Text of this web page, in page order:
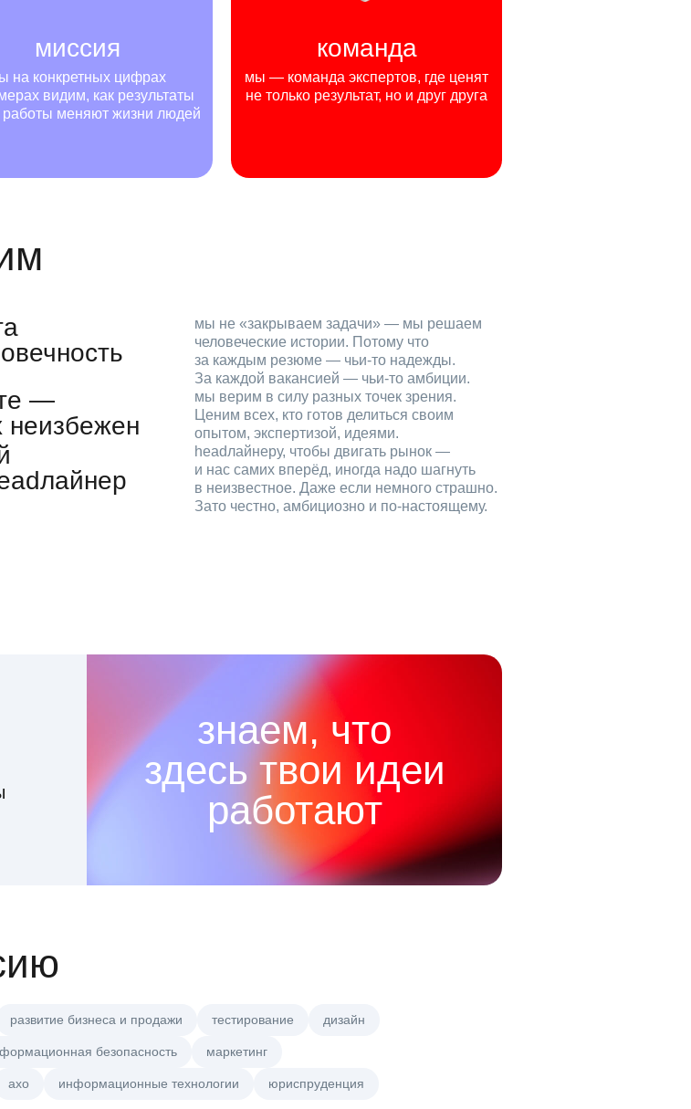
миссия
на конкретных цифрах
видим, как результаты
меняют жизни людей
команда
мы — команда экспертов, где ценят
не только результат, но и друг друга
мы не «закрываем задачи» — мы решаем
человеческие истории. Потому что
за каждым резюме — чьи‑то надежды.
За каждой вакансией — чьи‑то амбиции.
—
неизбежен
мы верим в силу разных точек зрения.
Ценим всех, кто готов делиться своим
опытом, экспертизой, идеями.
headлайнеру, чтобы двигать рынок —
и нас самих вперёд, иногда надо шагнуть
в неизвестное. Даже если немного страшно.
Зато честно, амбициозно и по‑настоящему.
знаем, что
здесь твои идеи
работают
развитие бизнеса и продажи тестирование дизайн
безопасность маркетинг
axo информационные технологии юриспруденция